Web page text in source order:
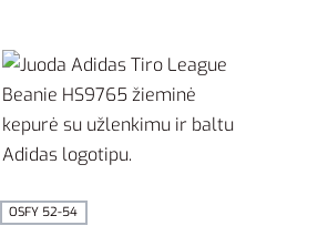
OSFY 52-54